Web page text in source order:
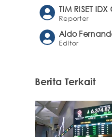
TIM RISET
Reporter
Aldo
Editor
Berita Terkait